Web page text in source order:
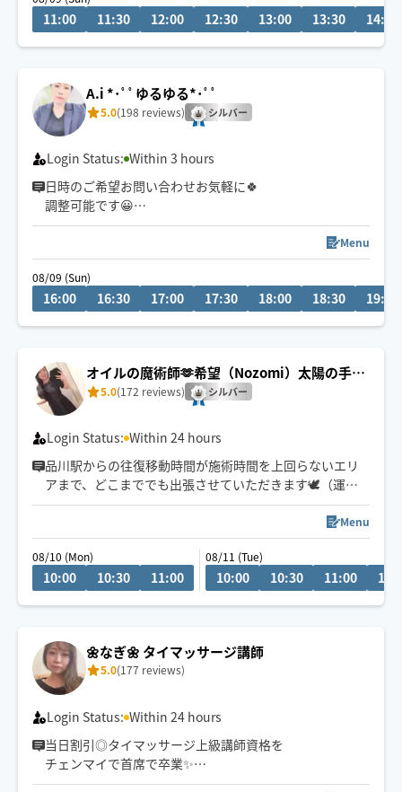
肩＆首こり/腰痛/頭痛/不眠/だるさ/脚の疲れ
リクエスト送信後、必ずチャットをご確認ください。安
心安全なお取引を♪
11:00 11:30 12:00 12:30 13:00 13:30 14:00
A.i *･ﾟﾟゆるゆる*･ﾟﾟ
5.0(198 reviews) シルバー
Login Status: Within 3 hours
日時のご希望お問い合わせお気軽に🍀
調整可能です😀
心地良いしっかり圧でスッキリ感を💐
お悩みに寄り添い ご満足頂けますよう
お一人お一人様のお身体に合わせた施術を
心がけております☺️
公共機関での移動です🚃🚌
2時間前にはご予約頂けますと助かります。
詳しくはプロフィールご覧下さい🤗
Menu
08/09 (Sun)
16:00 16:30 17:00 17:30 18:00 18:30 19:00
オイルの魔術師🫶希望（Nozomi）太陽の手の
ディープリンパ
5.0(172 reviews) シルバー
Login Status: Within 24 hours
品川駅からの往復移動時間が施術時間を上回らないエリ
アまで、どこまででも出張させていただきます🕊️（運転
免許は自主返納済）
9:30〜港区・品川区・大田区のみ早着可
10:30〜その他エリアはメッセージにて要相談
Menu
08/10 (Mon)
10:00 10:30 11:00
08/11 (Tue)
10:00 10:30 11:00
🌼なぎ🌼 タイマッサージ講師
5.0(177 reviews)
Login Status: Within 24 hours
当日割引◎タイマッサージ上級講師資格を
チェンマイで首席で卒業✨